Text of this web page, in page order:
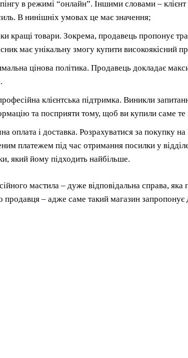
в режимі “онлайн”. Іншими словами –
В нинішніх умовах це має значення;
кращі товари. Зокрема, продавець пропонує
має унікальну змогу купити високоякісний
цінова політика. Продавець докладає
клієнтська підтримка. Виникли
та посприяти тому, щоб ви купили саме
оплата і доставка. Розрахуватися за
платежем під час отримання посилки у
який йому підходить найбільше.
мастила – дуже відповідальна справа,
продавця – адже саме такий магазин запропонує